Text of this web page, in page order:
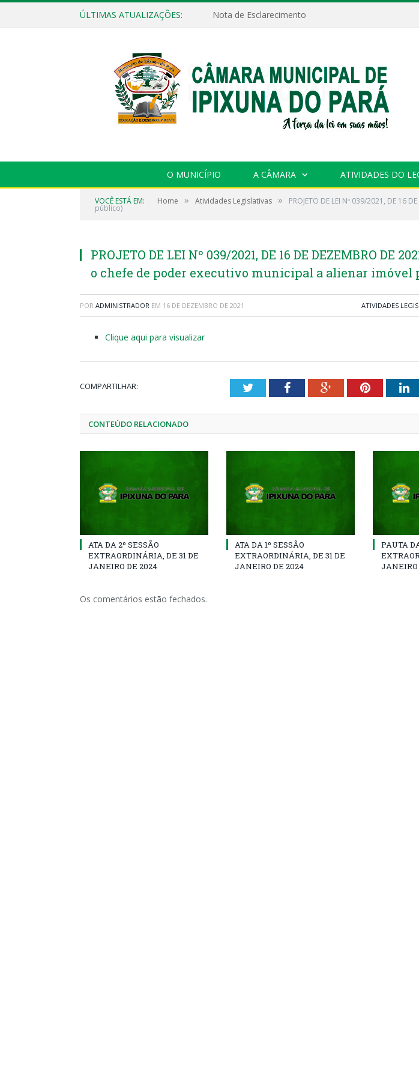
ÚLTIMAS ATUALIZAÇÕES: Nota de Esclarecimento
O MUNICÍPIO A CÂMARA ATIVIDADES DO
VOCÊ ESTÁ EM: Home » Atividades Legislativas » PROJETO DE LEI Nº 039/2021, DE
público)
PROJETO DE LEI Nº 039/2021, DE 16 DE DEZEMBRO DE
o chefe de poder executivo municipal a alienar imóvel
POR ADMINISTRADOR EM 16 DE DEZEMBRO DE 2021 ATIVIDADES
Clique aqui para visualizar
COMPARTILHAR: TwitterFacebookGoogle+Pinterest
CONTEÚDO RELACIONADO
ATA DA 2º SESSÃO
EXTRAORDINÁRIA, DE 31 DE
JANEIRO DE 2024
ATA DA 1º SESSÃO
EXTRAORDINÁRIA, DE 31 DE
JANEIRO DE 2024
PAUTA
JANEIRO
Os comentários estão fechados.